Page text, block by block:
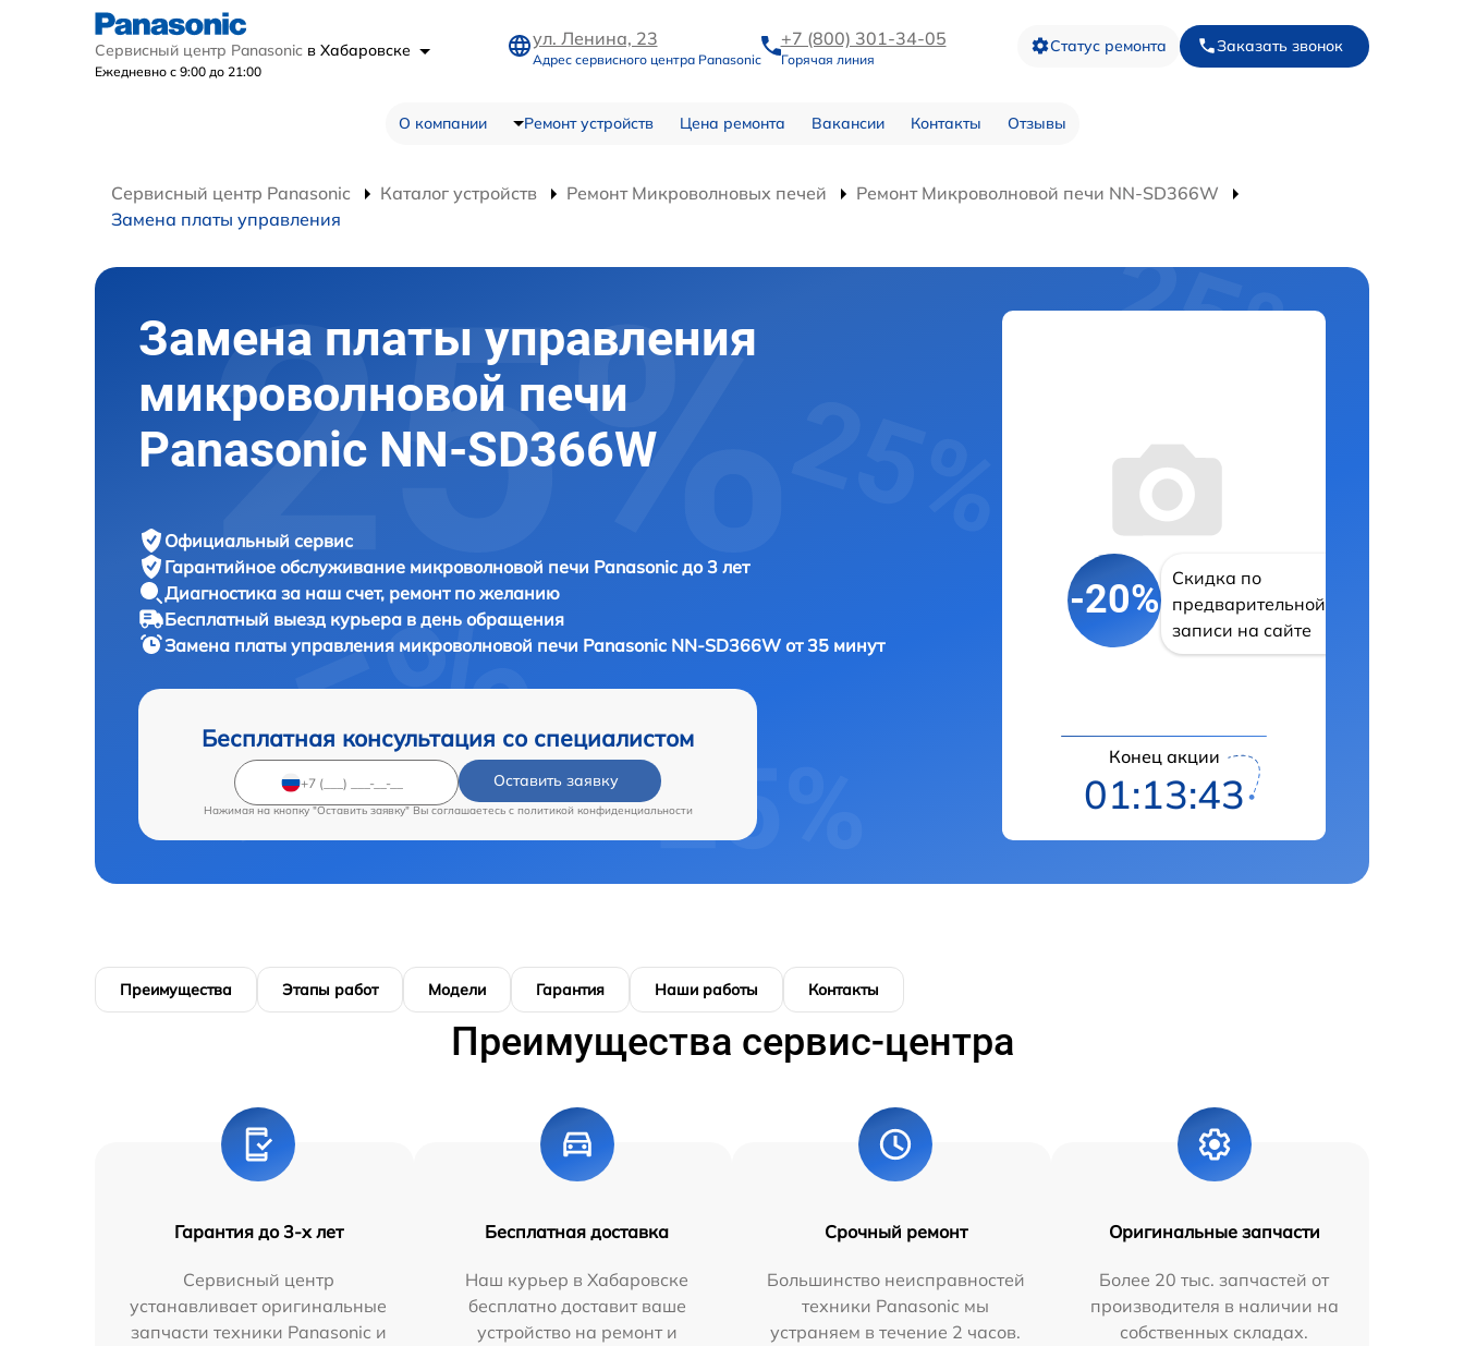
Сервисный центр Panasonic в Хабаровске
Ежедневно с 9:00 до 21:00
ул. Ленина, 23
Адрес сервисного центра Panasonic
+7 (800) 301-34-05
Горячая линия
Статус ремонта Заказать звонок
О компании Ремонт устройств Цена ремонта Вакансии Контакты Отзывы
Сервисный центр Panasonic Каталог устройств Ремонт Микроволновых печей
Ремонт Микроволновой печи NN-SD366W
Замена платы управления
Замена платы управления
микроволновой печи
Panasonic NN-SD366W
Официальный сервис
Гарантийное обслуживание микроволновой печи Panasonic до 3 лет
Диагностика за наш счет, ремонт по желанию
Бесплатный выезд курьера в день обращения
Замена платы управления микроволновой печи Panasonic NN-SD366W от 35 минут
Бесплатная консультация со специалистом
Оставить заявку
Нажимая на кнопку "Оставить заявку" Вы соглашаетесь c политикой конфиденциальности
-20%
Скидка по
предварительной
записи на сайте
Конец акции
01:13:42
Преимущества Этапы работ Модели Гарантия Наши работы Контакты
Преимущества сервис-центра
Гарантия до 3-х лет
Сервисный центр
устанавливает оригинальные
запчасти техники Panasonic и
Бесплатная доставка
Наш курьер в Хабаровске
бесплатно доставит ваше
устройство на ремонт и
Срочный ремонт
Большинство неисправностей
техники Panasonic мы
устраняем в течение 2 часов.
Оригинальные запчасти
Более 20 тыс. запчастей от
производителя в наличии на
собственных складах.